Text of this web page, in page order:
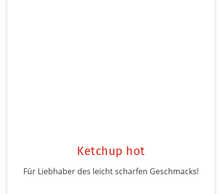
Ketchup hot
Für Liebhaber des leicht scharfen Geschmacks!